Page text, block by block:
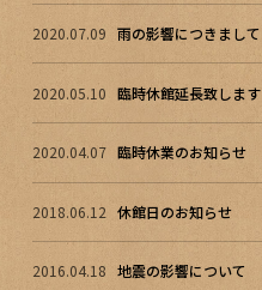
2020.07.09 雨の影響につきまして
2020.05.10 臨時休館延長致します
2020.04.07 臨時休業のお知らせ
2018.06.12 休館日のお知らせ
2016.04.18 地震の影響について